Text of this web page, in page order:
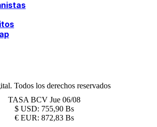
Todos los derechos reservados
TASA BCV Jue 06/08
$ USD: 755,90 Bs
€ EUR: 872,83 Bs